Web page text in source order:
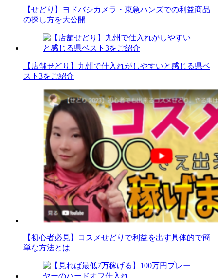
【せどり】ヨドバシカメラ・東急ハンズでの利益商品
の探し方を大公開
【店舗せどり】九州で仕入れがしやすいと感じる県ベ
スト3をご紹介
【初心者必見】コスメせどりで利益を出す具体的で簡
単な方法とは